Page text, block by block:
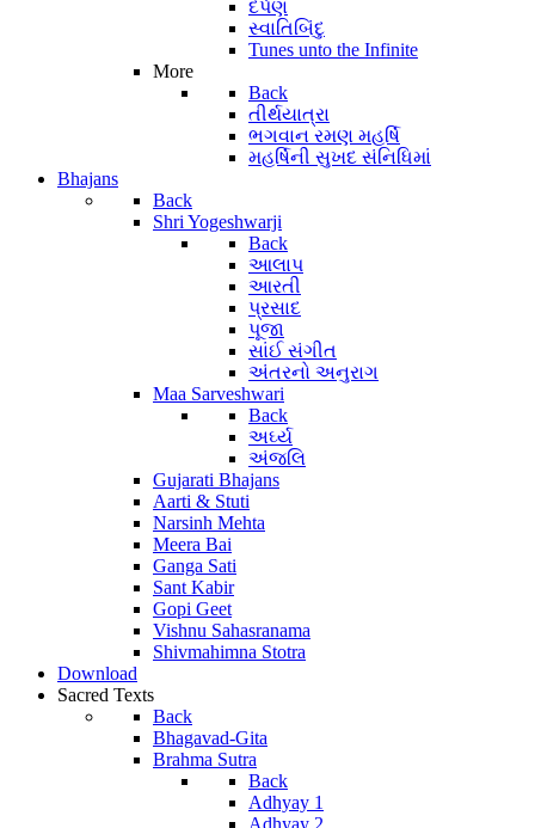
દર્પણ
સ્વાતિબિંદુ
Tunes unto the Infinite
More
Back
તીર્થયાત્રા
ભગવાન રમણ મહર્ષિ
મહર્ષિની સુખદ સંનિધિમાં
Bhajans
Back
Shri Yogeshwarji
Back
આલાપ
આરતી
પ્રસાદ
પૂજા
સાંઈ સંગીત
અંતરનો અનુરાગ
Maa Sarveshwari
Back
અર્ઘ્ય
અંજલિ
Gujarati Bhajans
Aarti & Stuti
Narsinh Mehta
Meera Bai
Ganga Sati
Sant Kabir
Gopi Geet
Vishnu Sahasranama
Shivmahimna Stotra
Download
Sacred Texts
Back
Bhagavad-Gita
Brahma Sutra
Back
Adhyay 1
Adhyay 2